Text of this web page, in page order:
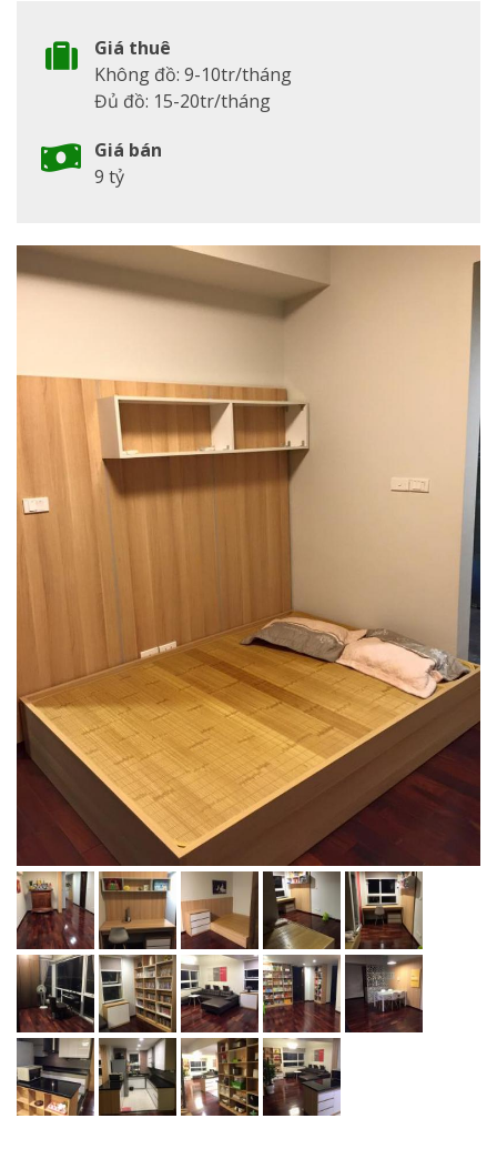
Giá thuê
Không đồ: 9-10tr/tháng
Đủ đồ: 15-20tr/tháng
Giá bán
9 tỷ